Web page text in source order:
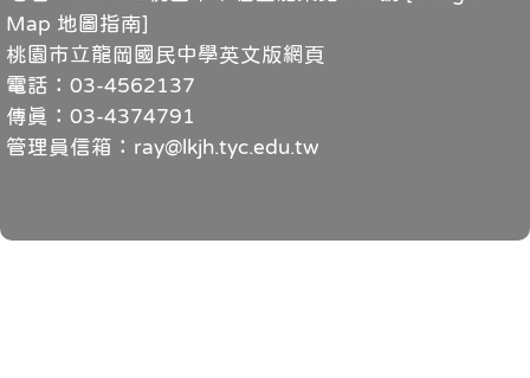
Map 地圖指南]
桃園市立龍岡國民中學英文版網頁
電話：03-4562137
傳真：03-4374791
管理員信箱：ray@lkjh.tyc.edu.tw